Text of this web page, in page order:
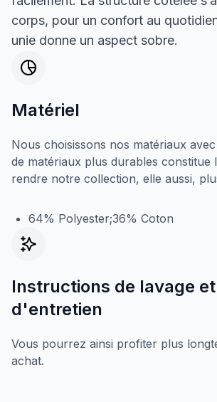
corps, pour un confort au
unie donne un aspect sobre.
Matériel
Nous choisissons nos matériaux avec
de matériaux plus durables constitue
rendre notre collection, elle aussi,
64% Polyester;36% Coton
Instructions de lavage et
d'entretien
Vous pourrez ainsi profiter plus
achat.